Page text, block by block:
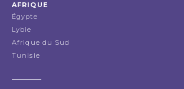
AFRIQUE
Égypte
Lybie
Afrique du Sud
Tunisie